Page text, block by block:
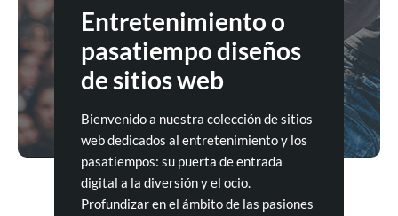
Entretenimiento o
pasatiempo diseños
de sitios web
Bienvenido a nuestra colección de sitios
web dedicados al entretenimiento y los
pasatiempos: su puerta de entrada
digital a la diversión y el ocio.
Profundizar en el ámbito de las pasiones